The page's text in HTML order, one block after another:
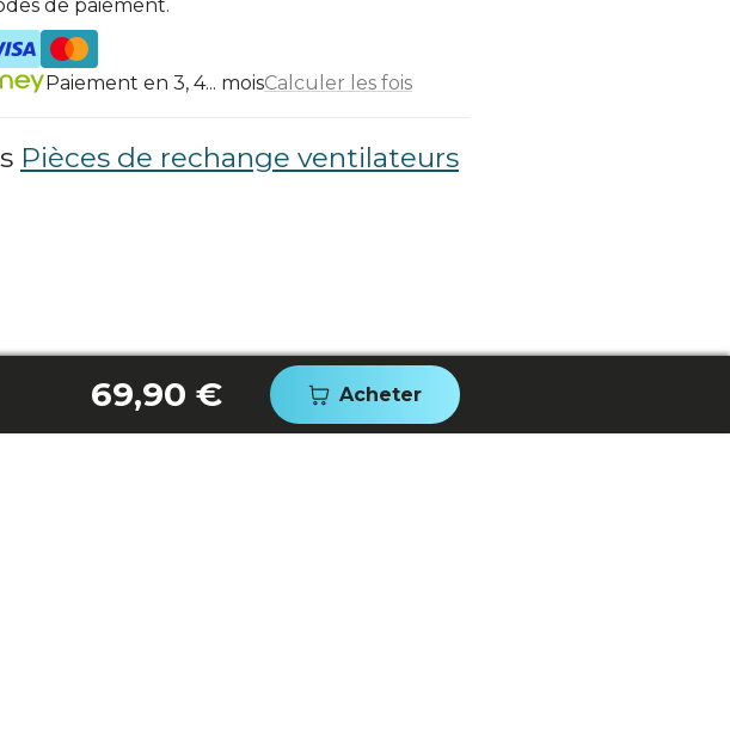
de paiement.
Paiement en 3, 4... moisCalculer les fois
Pièces de rechange ventilateurs
69,90 € Acheter